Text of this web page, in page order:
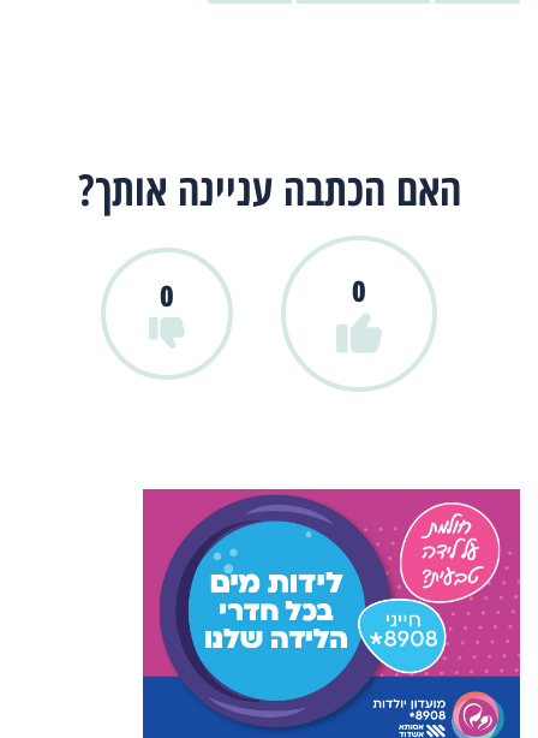
האם הכתבה עניינה אותך?
0
0